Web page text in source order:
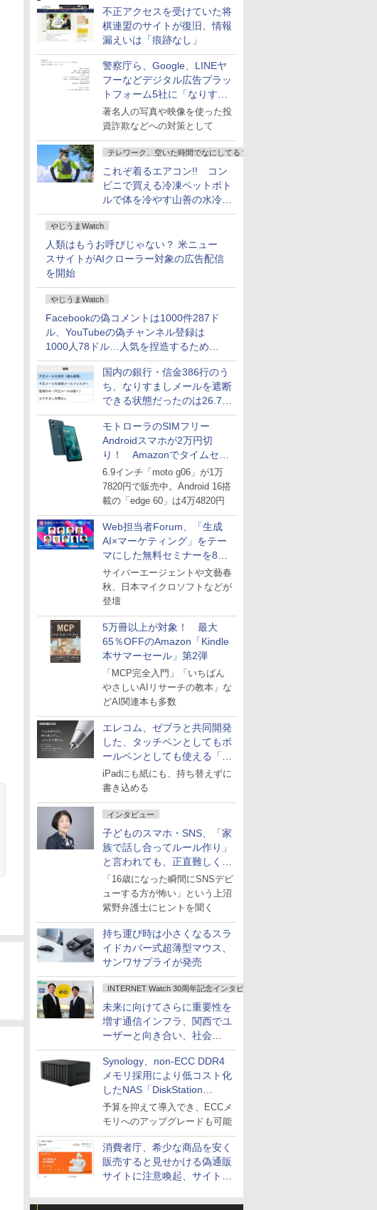
不正アクセスを受けていた将
棋連盟のサイトが復旧、情報
漏えいは「痕跡なし」
警察庁ら、Google、LINEヤ
フーなどデジタル広告プラッ
トフォーム5社に「なりすま
し詐欺広告」対策強化を要請
著名人の写真や映像を使った投
資詐欺などへの対策として
テレワーク、空いた時間でなにしてる？
これぞ着るエアコン!! コン
ビニで買える冷凍ペットボト
ルで体を冷やす山善の水冷ベ
ストがロードバイクにちょう
どいい【ぼっち・ざ・ろー
ど！その14】
やじうまWatch
人類はもうお呼びじゃない？ 米ニュー
スサイトがAIクローラー対象の広告配信
を開始
やじうまWatch
Facebookの偽コメントは1000件287ド
ル、YouTubeの偽チャンネル登録は
1000人78ドル…人気を捏造するための
価格リストが公開中
国内の銀行・信金386行のう
ち、なりすましメールを遮断
できる状態だったのは26.7％
にとどまる～GMOブランド
セキュリティ調査
モトローラのSIMフリー
Androidスマホが2万円切
り！ Amazonでタイムセー
ル
6.9インチ「moto g06」が1万
7820円で販売中。Android 16搭
載の「edge 60」は4万4820円
Web担当者Forum、「生成
AI×マーケティング」をテー
マにした無料セミナーを8月
27日にオンライン開催
サイバーエージェントや文藝春
秋、日本マイクロソフトなどが
登壇
5万冊以上が対象！ 最大
65％OFFのAmazon「Kindle
本サマーセール」第2弾
「MCP完全入門」「いちばん
やさしいAIリサーチの教本」な
どAI関連本も多数
エレコム、ゼブラと共同開発
した、タッチペンとしてもボ
ールペンとしても使える「ス
タイラスツーウェイ」発売
iPadにも紙にも、持ち替えずに
書き込める
インタビュー
子どものスマホ・SNS、「家
族で話し合ってルール作り」
と言われても、正直難しくな
いですか？
「16歳になった瞬間にSNSデビ
ューする方が怖い」という上沼
紫野弁護士にヒントを聞く
持ち運び時は小さくなるスラ
イドカバー式超薄型マウス、
サンワサプライが発売
INTERNET Watch 30周年記念インタビュー
未来に向けてさらに重要性を
増す通信インフラ、関西でユ
ーザーと向き合い、社会
の“あたらしい”を起動し続け
る～オプテージ
Synology、non-ECC DDR4
メモリ採用により低コスト化
したNAS「DiskStation
neo+」シリーズ
予算を抑えて導入でき、ECCメ
モリへのアップグレードも可能
消費者庁、希少な商品を安く
販売すると見せかける偽通販
サイトに注意喚起、サイト名